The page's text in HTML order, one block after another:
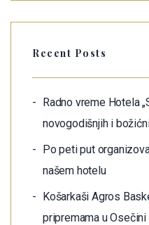
Recent Posts
Radno vreme Hotela
novogodišnjih i
Po peti put
našem hotelu
Košarkaši Agros
pripremama u Osečini